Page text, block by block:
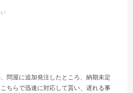
問屋に追加発注したところ、納期未定
ちらで迅速に対応して貰い、遅れる事